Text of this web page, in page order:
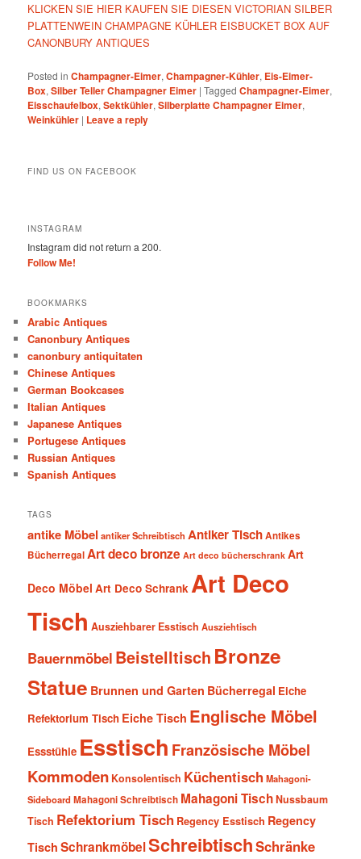
KLICKEN SIE HIER KAUFEN SIE DIESEN VICTORIAN SILBER
PLATTENWEIN CHAMPAGNE KÜHLER EISBUCKET BOX AUF
CANONBURY ANTIQUES
Posted in Champagner-Eimer,Champagner-Kühler, Eis-Eimer-
Box,Silber Teller Champagner Eimer |Tagged Champagner-Eimer,
Eisschaufelbox,Sektkühler,Silberplatte Champagner Eimer,
Weinkühler | Leave a reply
FIND US ON FACEBOOK
INSTAGRAM
Instagram did not return a 200.
Follow Me!
BOOKMARKS
Arabic Antiques
Canonbury Antiques
canonbury antiquitaten
Chinese Antiques
German Bookcases
Italian Antiques
Japanese Antiques
Portugese Antiques
Russian Antiques
Spanish Antiques
TAGS
antike Möbel antiker Schreibtisch Antiker TischAntikes
BücherregalArt deco bronze Art deco bücherschrank Art
Deco Möbel Art Deco Schrank Art Deco
Tisch Ausziehbarer Esstisch Ausziehtisch
Bauernmöbel Beistelltisch Bronze
Statue Brunnen und Garten Bücherregal Eiche
Refektorium Tisch Eiche Tisch Englische Möbel
Essstühle Esstisch Französische Möbel
Kommoden Konsolentisch Küchentisch Mahagoni-
SideboardMahagoni Schreibtisch Mahagoni TischNussbaum
Tisch Refektorium Tisch Regency Esstisch Regency
Tisch SchrankmöbelSchreibtischSchränke